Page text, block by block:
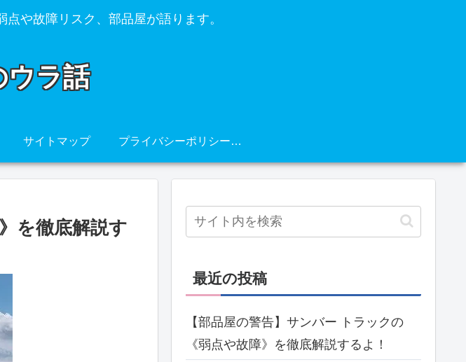
や故障リスク、部品屋が語ります。
ラ話
サイトマップ プライバシーポリシー・免責事項
を徹底解説す
最近の投稿
【部品屋の警告】サンバー トラックの
《弱点や故障》を徹底解説するよ！